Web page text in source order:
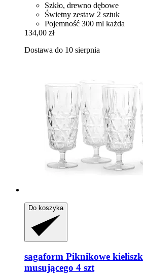
Szkło, drewno dębowe
Świetny zestaw 2 sztuk
Pojemność 300 ml każda
134,00 zł
Dostawa do 10 sierpnia
Do koszyka
sagaform Piknikowe
musującego 4 szt